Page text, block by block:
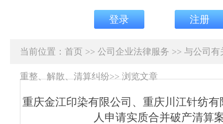
登录 注册
当前位置： 首页 >> 公司企业法律服务 >> 与公司有
重整、解散、清算纠纷>>浏览文章
重庆金江印染有限公司、重庆川江针纺
人申请实质合并破产清算